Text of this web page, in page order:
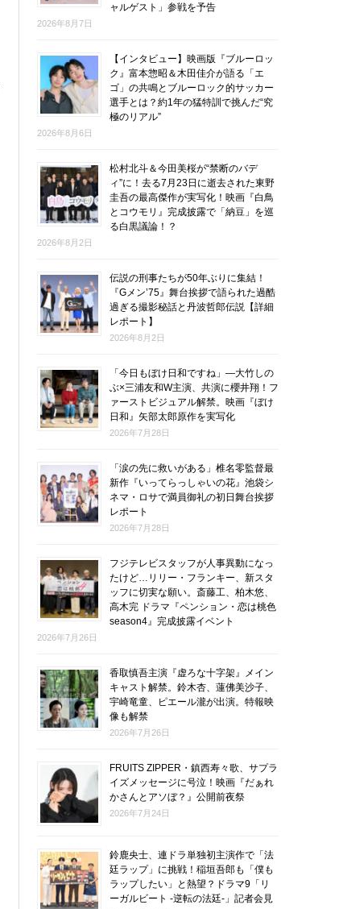
ャルゲスト」参戦を予告
2026年8月7日
【インタビュー】映画版『ブルーロッ
ク』富本惣昭＆木田佳介が語る「エ
ゴ」の共鳴とブルーロック的サッカー
選手とは？約1年の猛特訓で挑んだ“究
極のリアル”
2026年8月6日
松村北斗＆今田美桜が“禁断のバデ
ィ”に！去る7月23日に逝去された東野
圭吾の最高傑作が実写化！映画『白鳥
とコウモリ』完成披露で「納豆」を巡
る白黒議論！？
2026年8月2日
伝説の刑事たちが50年ぶりに集結！
『Gメン’75』舞台挨拶で語られた過酷
過ぎる撮影秘話と丹波哲郎伝説【詳細
レポート】
2026年8月2日
「今日もぼけ日和ですね」―大竹しの
ぶ×三浦友和W主演、共演に櫻井翔！フ
ァーストビジュアル解禁。映画『ぼけ
日和』矢部太郎原作を実写化
2026年7月28日
「涙の先に救いがある」椎名零監督最
新作『いってらっしゃいの花』池袋シ
ネマ・ロサで満員御礼の初日舞台挨拶
レポート
2026年7月28日
フジテレビスタッフが人事異動になっ
たけど…リリー・フランキー、新スタ
ッフに切実な願い。斎藤工、柏木悠、
高木完 ドラマ『ペンション・恋は桃色
season4』完成披露イベント
2026年7月26日
香取慎吾主演『虚ろな十字架』メイン
キャスト解禁。鈴木杏、蓮佛美沙子、
宇崎竜童、ピエール瀧が出演。特報映
像も解禁
2026年7月26日
FRUITS ZIPPER・鎮西寿々歌、サプラ
イズメッセージに号泣！映画『だぁれ
かさんとアソぼ？』公開前夜祭
2026年7月24日
鈴鹿央士、連ドラ単独初主演作で「法
廷ラップ」に挑戦！稲垣吾郎も「僕も
ラップしたい」と熱望？ドラマ9「リ
ーガルビート -逆転の法廷-」記者会見